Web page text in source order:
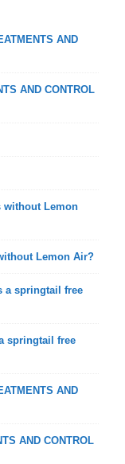
AND
AND CONTROL
without Lemon
Lemon Air?
a springtail free
springtail free
AND
AND CONTROL